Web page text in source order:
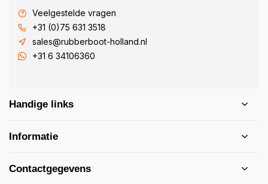
Veelgestelde vragen
+31 (0)75 631 3518
sales@rubberboot-holland.nl
+31 6 34106360
Handige links
Informatie
Contactgegevens